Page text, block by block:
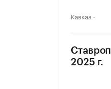
Кавказ
2025 г.